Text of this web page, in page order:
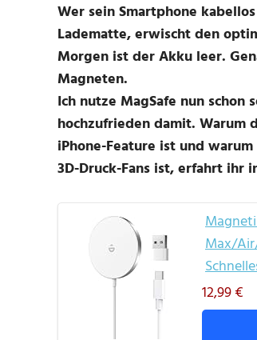
Wer sein Smartphone
Ladematte, erwischt den
Morgen ist der Akku leer.
Magneten.
Ich nutze MagSafe nun
hochzufrieden damit. Warum
iPhone-Feature ist und
3D-Druck-Fans ist, erfahrt ihr
Max/
12,99 €